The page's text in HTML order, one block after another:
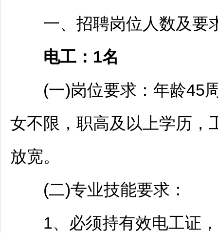
一、 招聘岗位人数及要
电工：1名
(一)岗位要求：年龄45周
女不限，职高及以上学历，
放宽。
(二)专业技能要求：
1、必须持有效电工证，